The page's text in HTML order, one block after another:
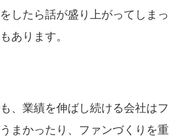
したら話が盛り上がってしまっ
あります。
、業績を伸ばし続ける会社はフ
まかったり、ファンづくりを重